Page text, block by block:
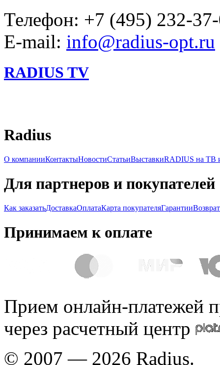
Телефон: +7 (495) 232-
E-mail: info@radius-opt.ru
RADIUS TV
Radius
О компанииКонтактыНовостиСтатьиВыставкиRADIUS на ТВ
Для партнеров и покупателей
Как заказатьДоставкаОплатаКарта покупателяГарантии
Принимаем к оплате
Прием онлайн-платежей
через расчетный центр
© 2007 — 2026 Radius.